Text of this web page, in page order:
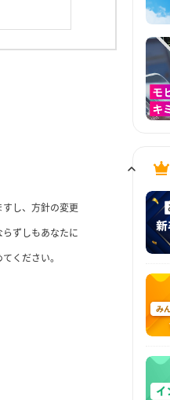
し、方針の変更
ずしもあなたに
ください。